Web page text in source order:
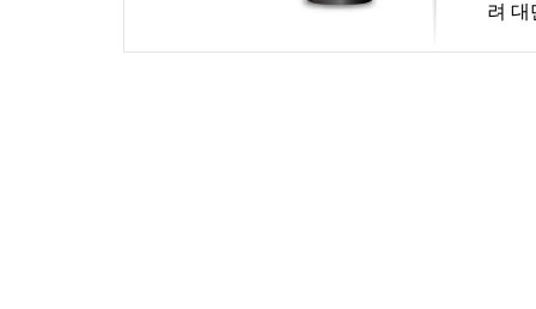
려 대